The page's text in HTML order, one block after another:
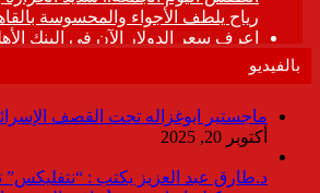
بالفيديو
ماجستير ابوغزاله تحت القصف
أكتوبر 20, 2025
د.طارق عبد العزيز يكتب :